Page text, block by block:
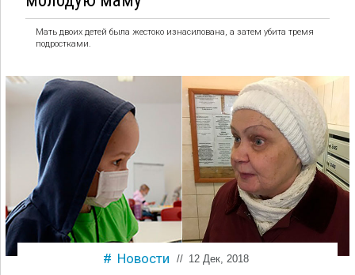
Мать двоих детей была жестоко изнасилована, а затем убита тремя
подростками.
Новости // 12 Дек, 2018